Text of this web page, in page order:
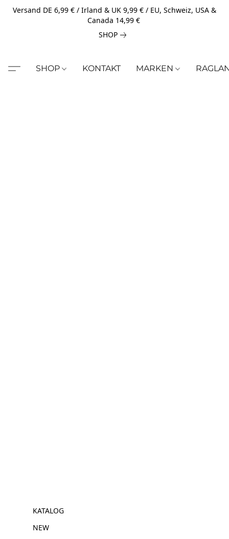
Versand DE 6,99 € / Irland & UK 9,99 € / EU, Schweiz, USA &
Canada 14,99 €
SHOP
SHOP KONTAKT MARKEN
KATALOG
NEW